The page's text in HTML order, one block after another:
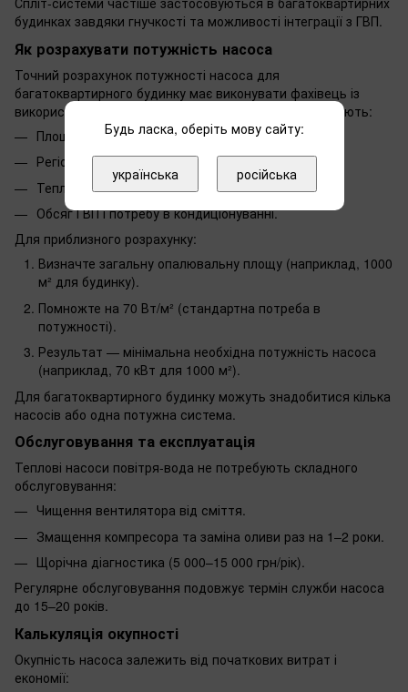
будинках завдяки гнучкості та можливості інтеграції з ГВП.
Як розрахувати потужність насоса
Точний розрахунок потужності насоса для
багатоквартирного будинку має виконувати фахівець із
використанням спеціалізованих програм, які враховують:
Площу будинку та кількість квартир.
Регіон і кліматичні умови.
Тепловтрати (Вт/м²).
Обсяг ГВП і потребу в кондиціонуванні.
Для приблизного розрахунку:
Визначте загальну опалювальну площу (наприклад, 1000
м² для будинку).
Помножте на 70 Вт/м² (стандартна потреба в
потужності).
Результат — мінімальна необхідна потужність насоса
(наприклад, 70 кВт для 1000 м²).
Для багатоквартирного будинку можуть знадобитися кілька
насосів або одна потужна система.
Обслуговування та експлуатація
Теплові насоси повітря-вода не потребують складного
обслуговування:
Чищення вентилятора від сміття.
Змащення компресора та заміна оливи раз на 1–2 роки.
Щорічна діагностика (5 000–15 000 грн/рік).
Регулярне обслуговування подовжує термін служби насоса
до 15–20 років.
Калькуляція окупності
Окупність насоса залежить від початкових витрат і
економії:
Будь ласка, оберіть мову сайту:
українська російська